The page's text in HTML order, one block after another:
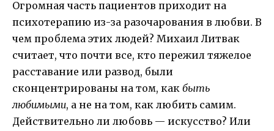
Огромная часть пациентов приходит на
психотерапию из-за разочарования в любви. В
чем проблема этих людей? Михаил Литвак
считает, что почти все, кто пережил тяжелое
расставание или развод, были
сконцентрированы на том, как быть
любимыми, а не на том, как любить самим.
Действительно ли любовь — искусство? Или